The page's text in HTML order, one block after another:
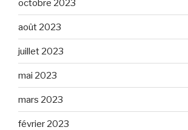
octobre 2023
août 2023
juillet 2023
mai 2023
mars 2023
février 2023